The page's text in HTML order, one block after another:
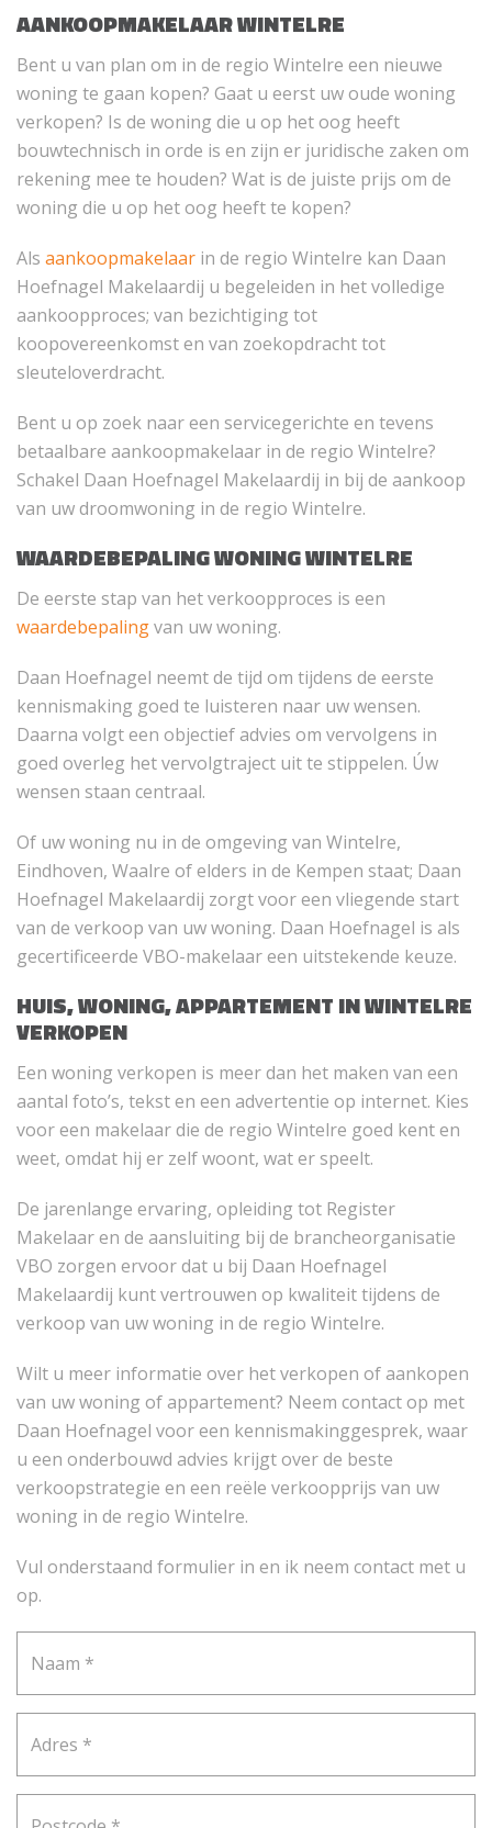
AANKOOPMAKELAAR WINTELRE
Bent u van plan om in de regio Wintelre een nieuwe
woning te gaan kopen? Gaat u eerst uw oude woning
verkopen? Is de woning die u op het oog heeft
bouwtechnisch in orde is en zijn er juridische zaken om
rekening mee te houden? Wat is de juiste prijs om de
woning die u op het oog heeft te kopen?
Als aankoopmakelaar in de regio Wintelre kan Daan
Hoefnagel Makelaardij u begeleiden in het volledige
aankoopproces; van bezichtiging tot
koopovereenkomst en van zoekopdracht tot
sleuteloverdracht.
Bent u op zoek naar een servicegerichte en tevens
betaalbare aankoopmakelaar in de regio Wintelre?
Schakel Daan Hoefnagel Makelaardij in bij de aankoop
van uw droomwoning in de regio Wintelre.
WAARDEBEPALING WONING WINTELRE
De eerste stap van het verkoopproces is een
waardebepalingvan uw woning.
Daan Hoefnagel neemt de tijd om tijdens de eerste
kennismaking goed te luisteren naar uw wensen.
Daarna volgt een objectief advies om vervolgens in
goed overleg het vervolgtraject uit te stippelen. Úw
wensen staan centraal.
Of uw woning nu in de omgeving van Wintelre,
Eindhoven, Waalre of elders in de Kempen staat; Daan
Hoefnagel Makelaardij zorgt voor een vliegende start
van de verkoop van uw woning. Daan Hoefnagel is als
gecertificeerde VBO-makelaar een uitstekende keuze.
HUIS, WONING, APPARTEMENT IN WINTELRE
VERKOPEN
Een woning verkopen is meer dan het maken van een
aantal foto’s, tekst en een advertentie op internet. Kies
voor een makelaar die de regio Wintelre goed kent en
weet, omdat hij er zelf woont, wat er speelt.
De jarenlange ervaring, opleiding tot Register
Makelaar en de aansluiting bij de brancheorganisatie
VBO zorgen ervoor dat u bij Daan Hoefnagel
Makelaardij kunt vertrouwen op kwaliteit tijdens de
verkoop van uw woning in de regio Wintelre.
Wilt u meer informatie over het verkopen of aankopen
van uw woning of appartement? Neem contact op met
Daan Hoefnagel voor een kennismakinggesprek, waar
u een onderbouwd advies krijgt over de beste
verkoopstrategie en een reële verkoopprijs van uw
woning in de regio Wintelre.
Vul onderstaand formulier in en ik neem contact met u
op.